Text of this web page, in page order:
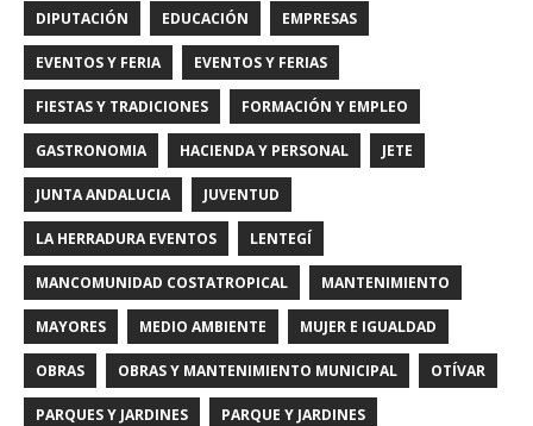
DIPUTACIÓN EDUCACIÓN EMPRESAS
EVENTOS Y FERIA EVENTOS Y FERIAS
FIESTAS Y TRADICIONES FORMACIÓN Y EMPLEO
GASTRONOMIA HACIENDA Y PERSONAL JETE
JUNTA ANDALUCIA JUVENTUD
LA HERRADURA EVENTOS LENTEGÍ
MANCOMUNIDAD COSTATROPICAL MANTENIMIENTO
MAYORES MEDIO AMBIENTE MUJER E IGUALDAD
OBRAS OBRAS Y MANTENIMIENTO MUNICIPAL OTÍVAR
PARQUES Y JARDINES PARQUE Y JARDINES